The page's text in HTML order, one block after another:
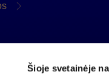
Šioje svetainėje
17,4 mln. JAV